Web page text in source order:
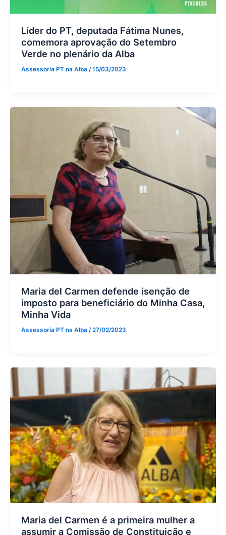
Líder do PT, deputada Fátima Nunes,
comemora aprovação do Setembro
Verde no plenário da Alba
Assessoria PT na Alba /15/03/2023
Maria del Carmen defende isenção de
imposto para beneficiário do Minha Casa,
Minha Vida
Assessoria PT na Alba /27/02/2023
Maria del Carmen é a primeira mulher a
assumir a Comissão de Constituição e